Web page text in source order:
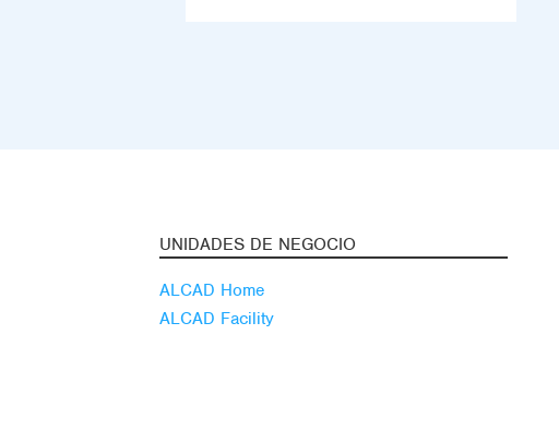
UNIDADES DE NEGOCIO
ALCAD Home
ALCAD Facility